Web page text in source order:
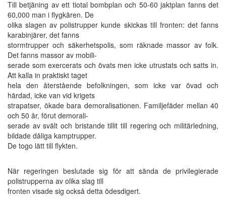
Till betjäning av ett tiotal bombplan och 50-60 jaktplan fanns det
60,000 man i flygkåren. De
olika slagen av polistrupper kunde skickas till fronten: det fanns
karabinjärer, det fanns
stormtrupper och säkerhetspolis, som räknade massor av folk.
Det fanns massor av mobili-
serade som exercerats och övats men icke utrustats och satts in.
Att kalla in praktiskt taget
hela den återstående befolkningen, som icke var övad och
härdad, icke van vid krigets
strapatser, ökade bara demoralisationen. Familjefäder mellan 40
och 50 år, förut demorali-
serade av svält och bristande tillit till regering och militärledning,
bildade dåliga kamptrupper.
De togo lätt till flykten.
När regeringen beslutade sig för att sända de privilegierade
polistrupperna av olika slag till
fronten visade sig också detta ödesdigert.